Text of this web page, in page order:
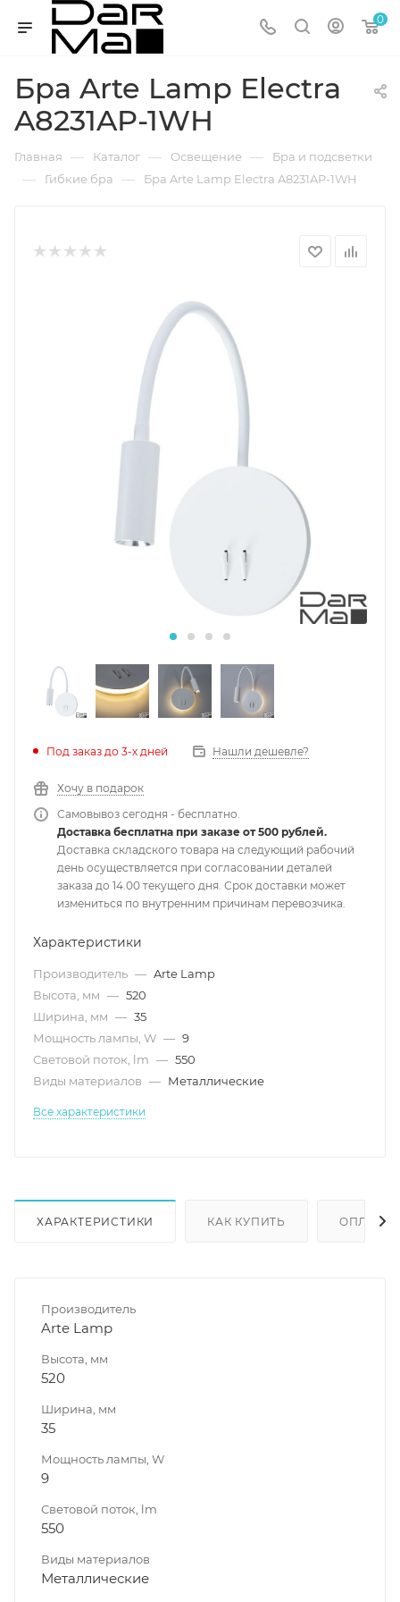
0
Бра Arte Lamp Electra
A8231AP-1WH
Главная — Каталог — Освещение — Бра и подсветки
— Гибкие бра — Бра Arte Lamp Electra A8231AP-1WH
Под заказ до 3-х дней Нашли дешевле?
Хочу в подарок
Самовывоз сегодня - бесплатно.
Доставка бесплатна при заказе от 500 рублей.
Доставка складского товара на следующий рабочий
день осуществляется при согласовании деталей
заказа до 14.00 текущего дня. Срок доставки может
измениться по внутренним причинам перевозчика.
Характеристики
Производитель — Arte Lamp
Высота, мм — 520
Ширина, мм — 35
Мощность лампы, W — 9
Световой поток, lm — 550
Виды материалов — Металлические
Все характеристики
ХАРАКТЕРИСТИКИ КАК КУПИТЬ ОПЛАТА
Производитель
Arte Lamp
Высота, мм
520
Ширина, мм
35
Мощность лампы, W
9
Световой поток, lm
550
Виды материалов
Металлические